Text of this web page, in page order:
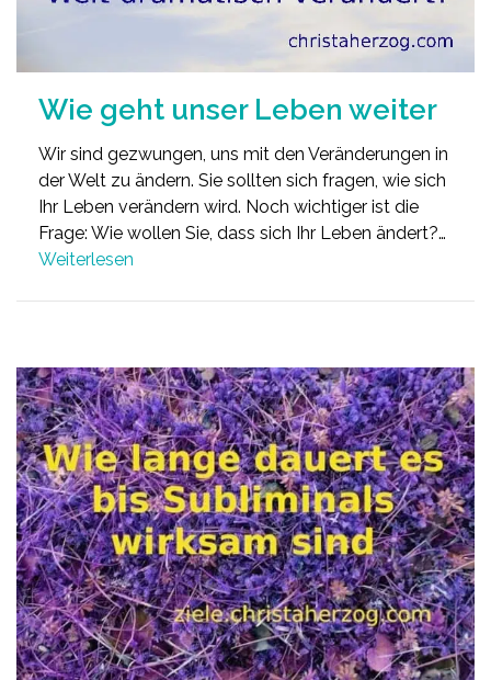
Wie geht unser Leben weiter
Wir sind gezwungen, uns mit den Veränderungen in
der Welt zu ändern. Sie sollten sich fragen, wie sich
Ihr Leben verändern wird. Noch wichtiger ist die
Frage: Wie wollen Sie, dass sich Ihr Leben ändert?…
Weiterlesen